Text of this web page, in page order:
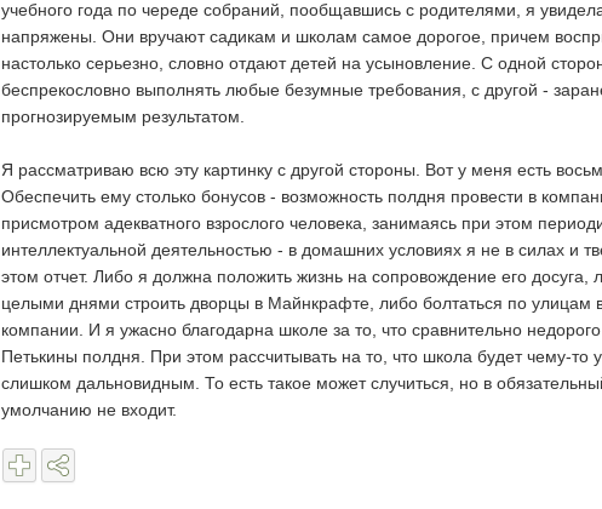
учебного года по череде собраний, пообщавшись с родителями, я
напряжены. Они вручают садикам и школам самое дорогое, причем
настолько серьезно, словно отдают детей на усыновление. С одной
беспрекословно выполнять любые безумные требования, с другой -
прогнозируемым результатом.
Я рассматриваю всю эту картинку с другой стороны. Вот у меня есть
Обеспечить ему столько бонусов - возможность полдня провести в
присмотром адекватного взрослого человека, занимаясь при этом
интеллектуальной деятельностью - в домашних условиях я не в силах и
этом отчет. Либо я должна положить жизнь на сопровождение его досуга,
целыми днями строить дворцы в Майнкрафте, либо болтаться по улицам
компании. И я ужасно благодарна школе за то, что сравнительно
Петькины полдня. При этом рассчитывать на то, что школа будет чему-то
слишком дальновидным. То есть такое может случиться, но в
умолчанию не входит.